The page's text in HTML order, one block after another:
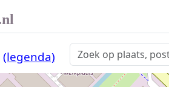
(legenda)